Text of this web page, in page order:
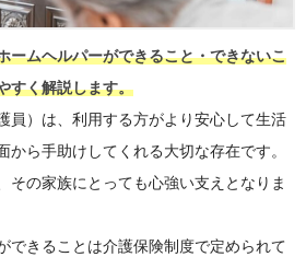
ームヘルパーができること・できないこ
すく解説します。
員）は、利用する方がより安心して生活
から手助けしてくれる大切な存在です。
その家族にとっても心強い支えとなりま
できることは介護保険制度で定められて